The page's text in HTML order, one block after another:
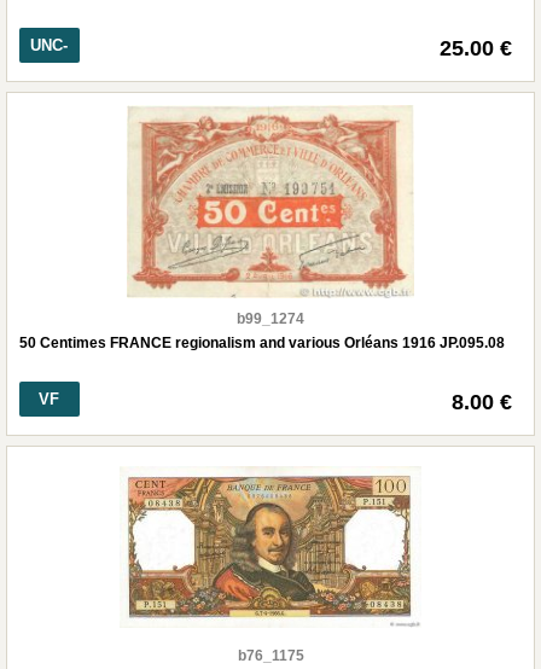
UNC- 25.00 €
b99_1274
50 Centimes FRANCE regionalism and various Orléans 1916 JP.095.08
VF 8.00 €
b76_1175